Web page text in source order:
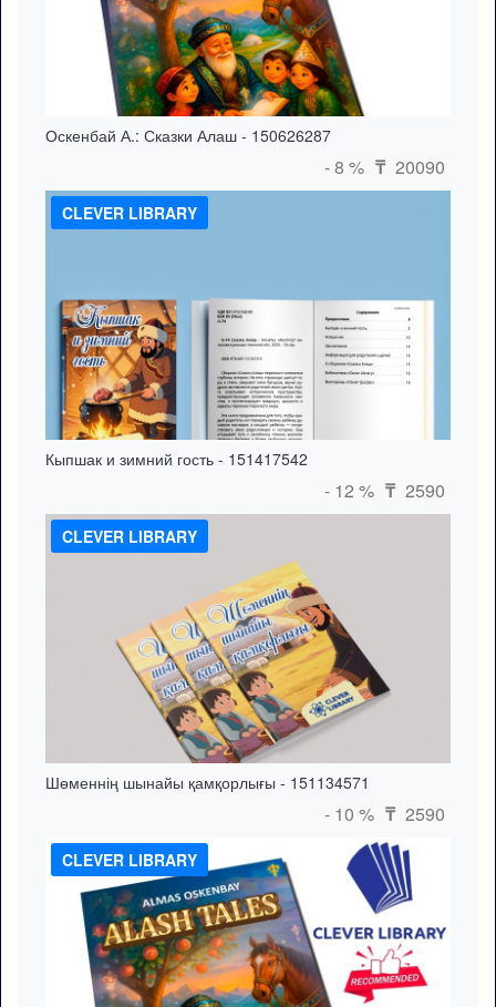
Оскенбай А.: Сказки Алаш - 150626287
- 8 % ₸ 20090
CLEVER LIBRARY
Кыпшак и зимний гость - 151417542
- 12 % ₸ 2590
CLEVER LIBRARY
Шөменнің шынайы қамқорлығы - 151134571
- 10 % ₸ 2590
CLEVER LIBRARY